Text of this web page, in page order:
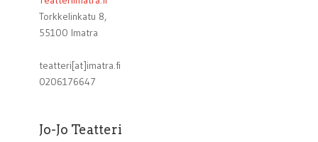
Torkkelinkatu 8,
55100 Imatra
teatteri[at]imatra.fi
0206176647
Jo-Jo Teatteri